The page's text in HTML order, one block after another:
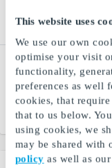
This website uses
We use our own
optimise your visit
functionality,
preferences as well
cookies, that
that to us below.
using cookies, we
may be shared with
policy as well as our
Jack & Jones FI Gift
Men's jeans
From €10